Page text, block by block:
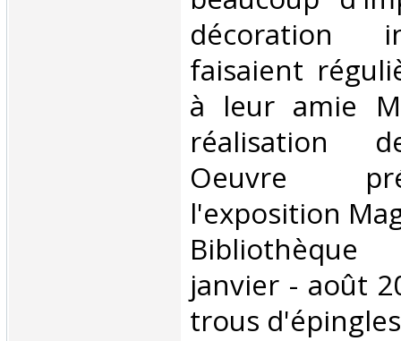
décoration
faisaient
à leur amie
réalisation
Oeuvre
l'exposition
janvier - août
trous